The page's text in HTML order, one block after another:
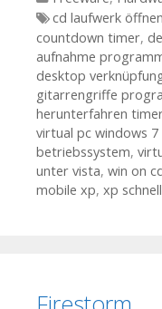
Tags
cd laufwerk
countdown timer,
aufnahme
desktop
gitarrengriffe
herunterfahren
virtual pc windows 7
betriebssystem,
unter vista, win on
mobile xp, xp